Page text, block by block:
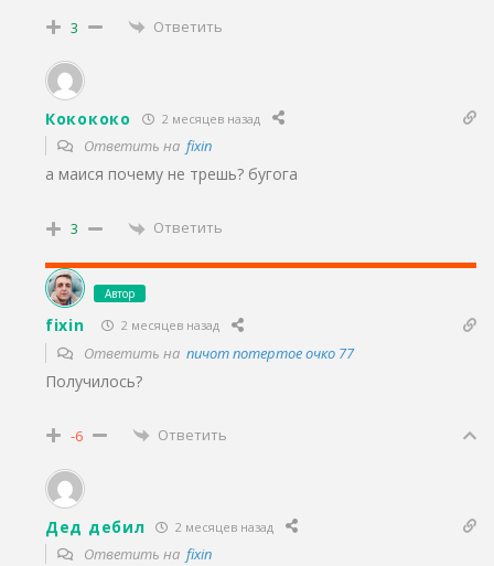
3 Ответить
Кокококо 2 месяцев назад
Ответить на fixin
а маися почему не трешь? бугога
3 Ответить
Автор
fixin 2 месяцев назад
Ответить на пичот потертое очко 77
Получилось?
-6 Ответить
Дед дебил 2 месяцев назад
Ответить на fixin